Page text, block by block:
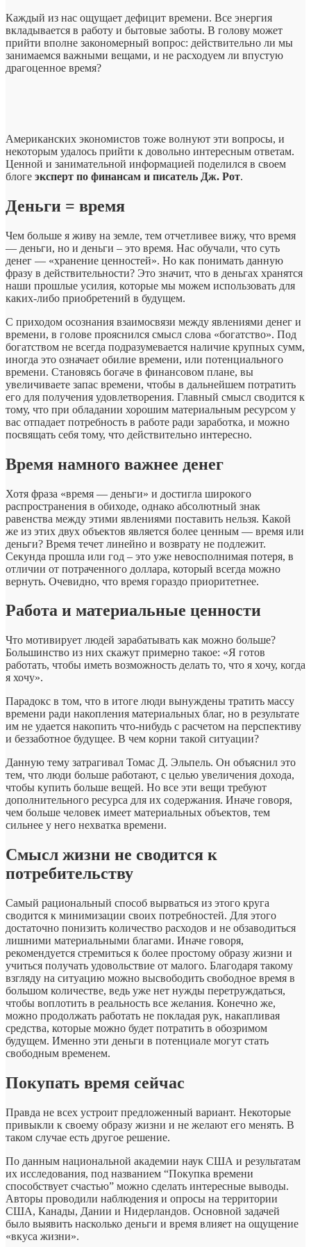
Каждый из нас ощущает дефицит времени. Все энергия
вкладывается в работу и бытовые заботы. В голову может
прийти вполне закономерный вопрос: действительно ли мы
занимаемся важными вещами, и не расходуем ли впустую
драгоценное время?
Американских экономистов тоже волнуют эти вопросы, и
некоторым удалось прийти к довольно интересным ответам.
Ценной и занимательной информацией поделился в своем
блоге эксперт по финансам и писатель Дж. Рот.
Деньги = время
Чем больше я живу на земле, тем отчетливее вижу, что время
— деньги, но и деньги – это время. Нас обучали, что суть
денег — «хранение ценностей». Но как понимать данную
фразу в действительности? Это значит, что в деньгах хранятся
наши прошлые усилия, которые мы можем использовать для
каких-либо приобретений в будущем.
С приходом осознания взаимосвязи между явлениями денег и
времени, в голове прояснился смысл слова «богатство». Под
богатством не всегда подразумевается наличие крупных сумм,
иногда это означает обилие времени, или потенциального
времени. Становясь богаче в финансовом плане, вы
увеличиваете запас времени, чтобы в дальнейшем потратить
его для получения удовлетворения. Главный смысл сводится к
тому, что при обладании хорошим материальным ресурсом у
вас отпадает потребность в работе ради заработка, и можно
посвящать себя тому, что действительно интересно.
Время намного важнее денег
Хотя фраза «время — деньги» и достигла широкого
распространения в обиходе, однако абсолютный знак
равенства между этими явлениями поставить нельзя. Какой
же из этих двух объектов является более ценным — время или
деньги? Время течет линейно и возврату не подлежит.
Секунда прошла или год – это уже невосполнимая потеря, в
отличии от потраченного доллара, который всегда можно
вернуть. Очевидно, что время гораздо приоритетнее.
Работа и материальные ценности
Что мотивирует людей зарабатывать как можно больше?
Большинство из них скажут примерно такое: «Я готов
работать, чтобы иметь возможность делать то, что я хочу, когда
я хочу».
Парадокс в том, что в итоге люди вынуждены тратить массу
времени ради накопления материальных благ, но в результате
им не удается накопить что-нибудь с расчетом на перспективу
и беззаботное будущее. В чем корни такой ситуации?
Данную тему затрагивал Томас Д. Эльпель. Он объяснил это
тем, что люди больше работают, с целью увеличения дохода,
чтобы купить больше вещей. Но все эти вещи требуют
дополнительного ресурса для их содержания. Иначе говоря,
чем больше человек имеет материальных объектов, тем
сильнее у него нехватка времени.
Смысл жизни не сводится к
потребительству
Самый рациональный способ вырваться из этого круга
сводится к минимизации своих потребностей. Для этого
достаточно понизить количество расходов и не обзаводиться
лишними материальными благами. Иначе говоря,
рекомендуется стремиться к более простому образу жизни и
учиться получать удовольствие от малого. Благодаря такому
взгляду на ситуацию можно высвободить свободное время в
большом количестве, ведь уже нет нужды перетруждаться,
чтобы воплотить в реальность все желания. Конечно же,
можно продолжать работать не покладая рук, накапливая
средства, которые можно будет потратить в обозримом
будущем. Именно эти деньги в потенциале могут стать
свободным временем.
Покупать время сейчас
Правда не всех устроит предложенный вариант. Некоторые
привыкли к своему образу жизни и не желают его менять. В
таком случае есть другое решение.
По данным национальной академии наук США и результатам
их исследования, под названием “Покупка времени
способствует счастью” можно сделать интересные выводы.
Авторы проводили наблюдения и опросы на территории
США, Канады, Дании и Нидерландов. Основной задачей
было выявить насколько деньги и время влияет на ощущение
«вкуса жизни».